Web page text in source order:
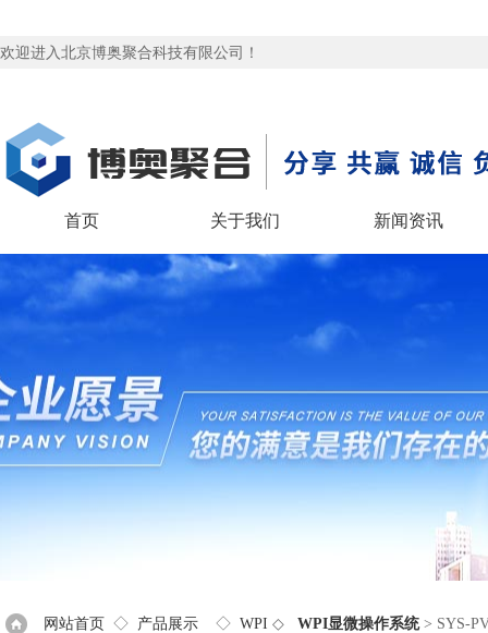
欢迎进入北京博奥聚合科技有限公司！
首页 关于我们 新闻资讯
网站首页 ◇ 产品展示 ◇ WPI ◇ WPI显微操作系统> SYS-